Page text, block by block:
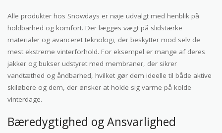
Alle produkter hos Snowdays er nøje udvalgt med henblik på
holdbarhed og komfort. Der lægges vægt på slidstærke
materialer og avanceret teknologi, der beskytter mod selv de
mest ekstreme vinterforhold. For eksempel er mange af deres
jakker og bukser udstyret med membraner, der sikrer
vandtæthed og åndbarhed, hvilket gør dem ideelle til både aktive
skiløbere og dem, der ønsker at holde sig varme på kolde
vinterdage.
Bæredygtighed og Ansvarlighed